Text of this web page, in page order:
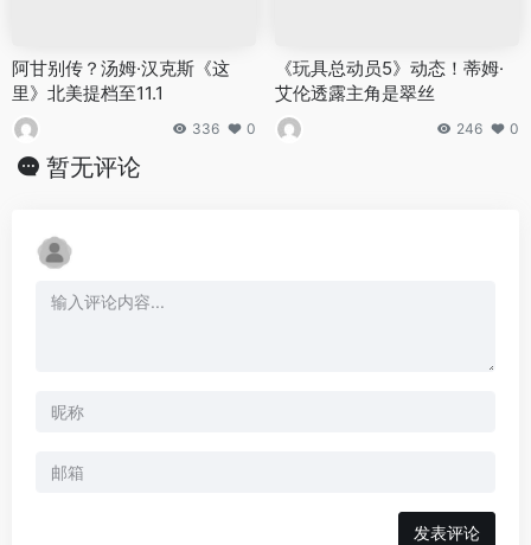
阿甘别传？汤姆·汉克斯《这
里》北美提档至11.1
336 0
《玩具总动员5》动态！蒂姆·
艾伦透露主角是翠丝
246 0
暂无评论
发表评论